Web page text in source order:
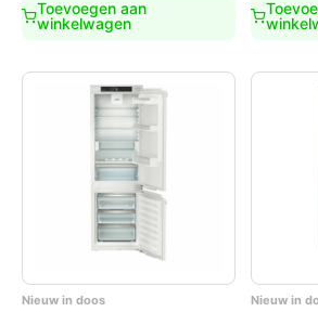
Toevoegen aan
winkelwagen
Nieuw in doos Nieuw in